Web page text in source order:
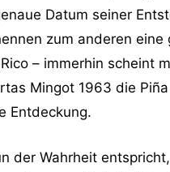
Datum seiner
zum anderen
– immerhin scheint
Mingot 1963 die
Entdeckung.
der Wahrheit